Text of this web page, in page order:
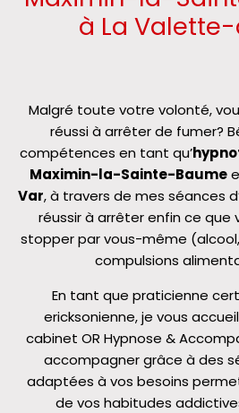
à La
Malgré toute votre volonté,
réussi à arrêter de fumer?
compétences en tant qu’
Maximin-la-Sainte-Baume
Var, à travers de mes séances
réussir à arrêter enfin ce que
stopper par vous-même
compulsions
En tant que praticienne
ericksonienne, je vous
cabinet OR Hypnose &
accompagner grâce à des
adaptées à vos besoins
de vos habitudes